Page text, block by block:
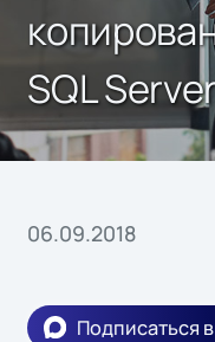
SQL
06.09.2018
Подписаться